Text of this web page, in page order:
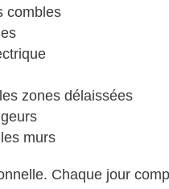
combles
zones délaissées
murs
Chaque jour